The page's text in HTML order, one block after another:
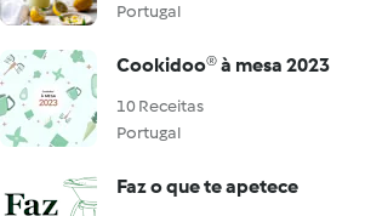
Portugal
Cookidoo® à mesa 2023
10 Receitas
Portugal
Faz o que te apetece